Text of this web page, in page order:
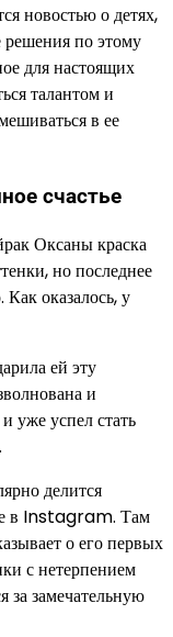
новостью о детях,
решения по этому
для настоящих
талантом и
в ее
счастье
Оксаны краска
но последнее
Как оказалось, у
ей эту
и
уже успел стать
делится
в Instagram. Там
о его первых
с нетерпением
за замечательную